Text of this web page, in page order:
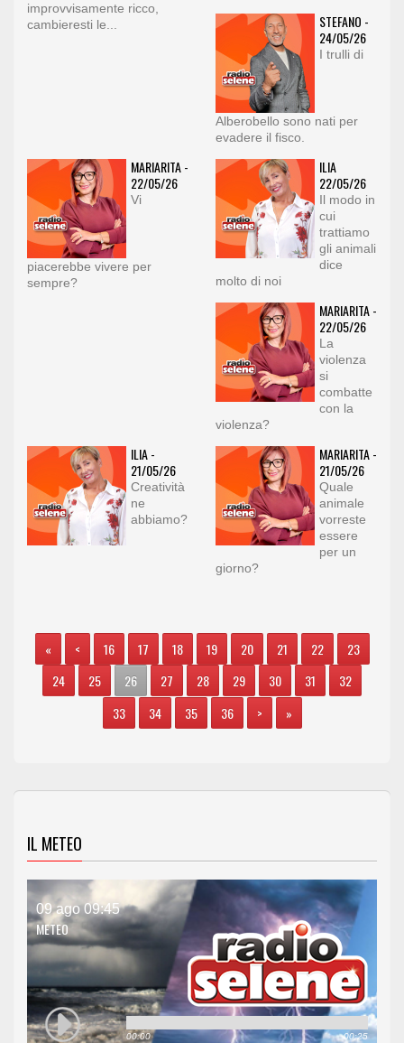
improvvisamente ricco,
cambieresti le...
STEFANO -
24/05/26
I trulli di
Alberobello sono nati per
evadere il fisco.
MARIARITA -
22/05/26
Vi
piacerebbe vivere per
sempre?
ILIA
22/05/26
Il modo in
cui
trattiamo
gli animali
dice
molto di noi
MARIARITA -
22/05/26
La
violenza
si
combatte
con la
violenza?
ILIA -
21/05/26
Creatività
ne
abbiamo?
MARIARITA -
21/05/26
Quale
animale
vorreste
essere
per un
giorno?
« < 16 17 18 19 20 21 22
23
24
25 26 27 28 29 30 31
32
33
34 35 36 > »
IL METEO
09 ago 09:45
METEO
00:00 00:25